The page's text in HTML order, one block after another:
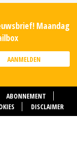
Maandag
AANMELDEN
ABONNEMENT
DISCLAIMER